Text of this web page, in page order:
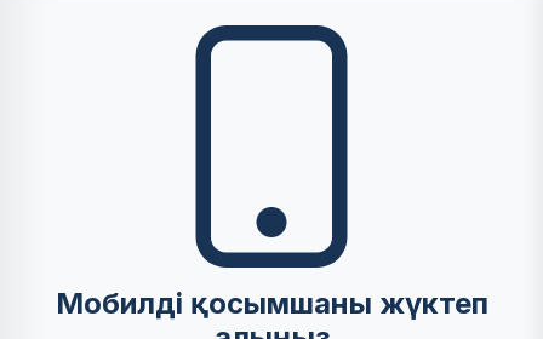
Мобилді қосымшаны жүктеп